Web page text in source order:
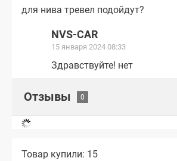
для нива тревел подойдут?
NVS-CAR
15 января 2024 08:33
Здравствуйте! нет
Отзывы
Товар купили: 15